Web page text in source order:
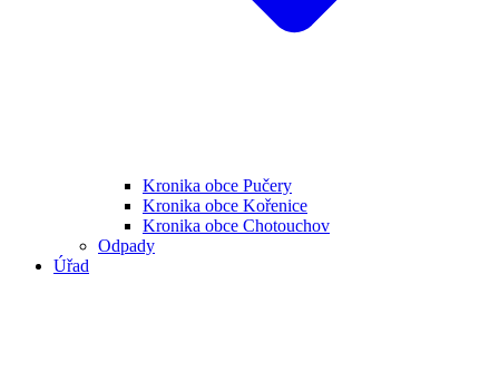
Kronika obce Pučery
Kronika obce Kořenice
Kronika obce Chotouchov
Odpady
Úřad